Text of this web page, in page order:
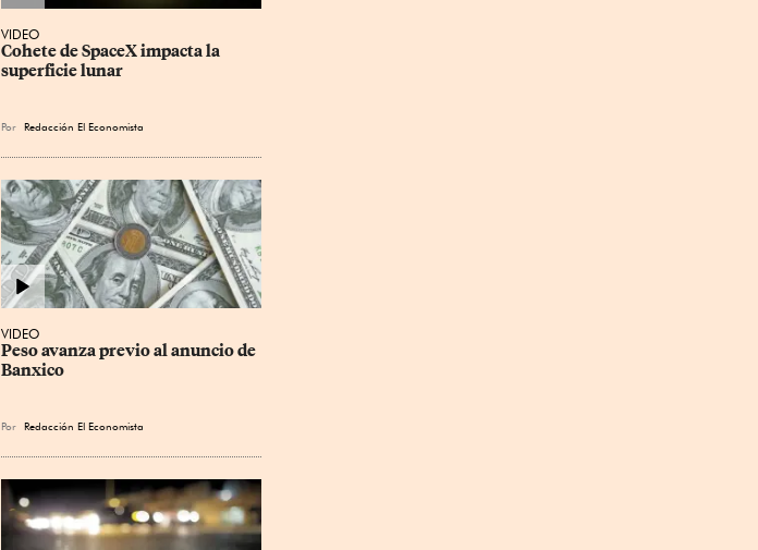
VIDEO
Cohete de SpaceX impacta la
superficie lunar
Por Redacción El Economista
VIDEO
Peso avanza previo al anuncio de
Banxico
Por Redacción El Economista